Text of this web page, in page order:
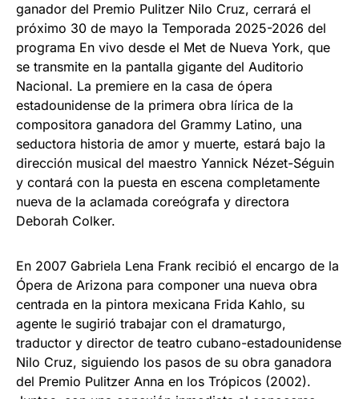
ganador del Premio Pulitzer Nilo Cruz, cerrará el
próximo 30 de mayo la Temporada 2025-2026 del
programa En vivo desde el Met de Nueva York, que
se transmite en la pantalla gigante del Auditorio
Nacional. La premiere en la casa de ópera
estadounidense de la primera obra lírica de la
compositora ganadora del Grammy Latino, una
seductora historia de amor y muerte, estará bajo la
dirección musical del maestro Yannick Nézet-Séguin
y contará con la puesta en escena completamente
nueva de la aclamada coreógrafa y directora
Deborah Colker.
En 2007 Gabriela Lena Frank recibió el encargo de la
Ópera de Arizona para componer una nueva obra
centrada en la pintora mexicana Frida Kahlo, su
agente le sugirió trabajar con el dramaturgo,
traductor y director de teatro cubano-estadounidense
Nilo Cruz, siguiendo los pasos de su obra ganadora
del Premio Pulitzer Anna en los Trópicos (2002).